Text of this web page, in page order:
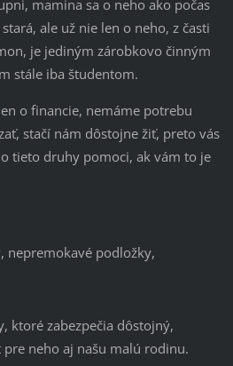
mamina sa o neho ako počas
ale už nie len o neho, z časti
je jediným zárobkovo činným
stále iba študentom.
o financie, nemáme potrebu
stačí nám dôstojne žiť, preto vás
tieto druhy pomoci, ak vám to je
nepremokavé podložky,
ktoré zabezpečia dôstojný,
neho aj našu malú rodinu.